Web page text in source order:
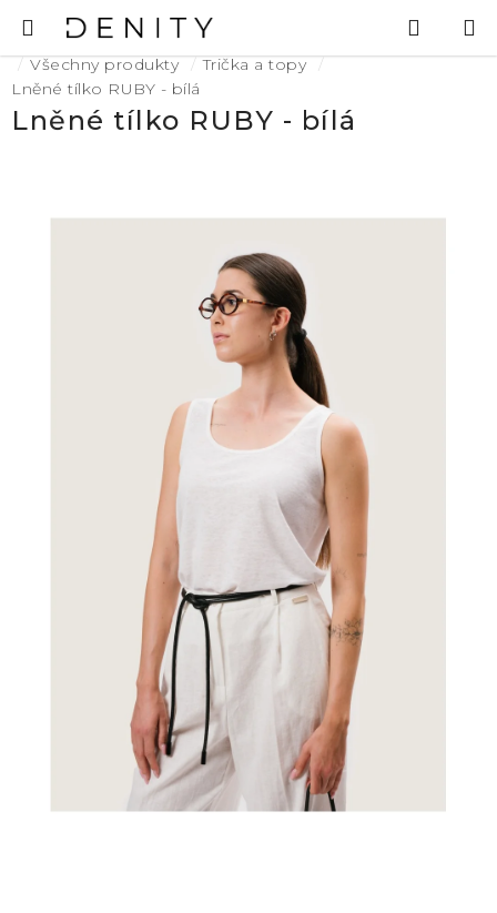
na
obsah
Hledat
Domů
Všechny produkty
Trička a topy
Lněné tílko RUBY - bílá
Lněné tílko RUBY - bílá